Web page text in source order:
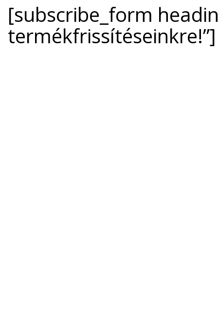
[subscribe_form
termékfrissítéseinkre!”]